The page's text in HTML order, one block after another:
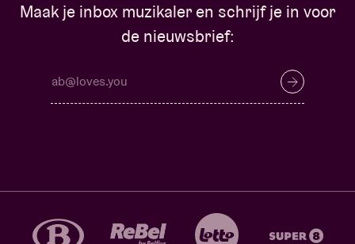
Maak je inbox muzikaler en schrijf je in voor
de nieuwsbrief: